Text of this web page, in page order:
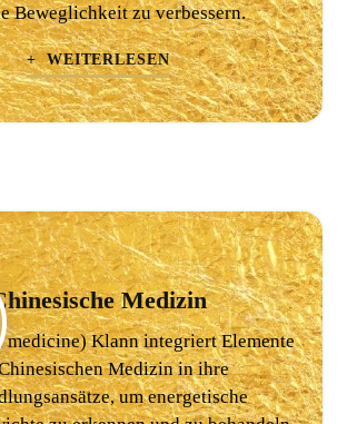
Beweglichkeit zu verbessern.
+ WEITERLESEN
Medizin
medicine) Klann integriert Elemente
Medizin in ihre
um energetische